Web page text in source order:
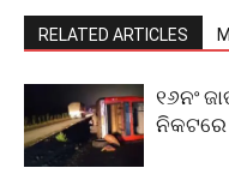
RELATED ARTICLES
୧୬ନଂ
ନିକଟରେ